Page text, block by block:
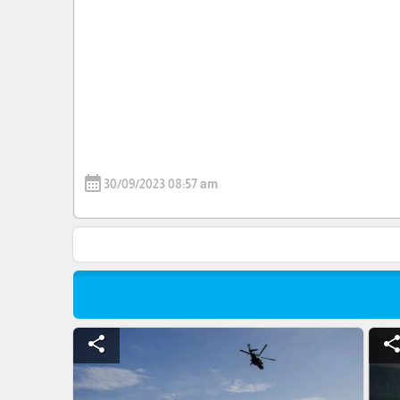
calendar_month 30/09/2023 08:57 am
share
share